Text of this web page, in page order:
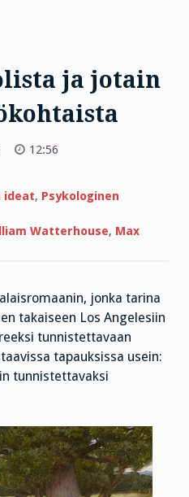
ja jotain
12:56
ideat, Psykologinen
Watterhouse, Max
jonka tarina
takaiseen Los Angelesiin
tunnistettavaan
tapauksissa usein:
tunnistettavaksi